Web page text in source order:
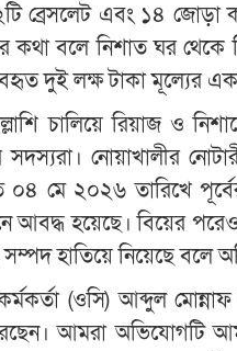
ব্রেসলেট এবং ১৪ জোড়া
বলে নিশাত ঘর থেকে
দুই লক্ষ টাকা মূল্যের
চালিয়ে রিয়াজ ও
নোয়াখালীর
০৪ মে ২০২৬ তারিখে
আবদ্ধ হয়েছে। বিয়ের
হাতিয়ে নিয়েছে বলে
(ওসি) আব্দুল
আমরা অভিযোগটি